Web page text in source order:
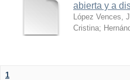
abierta y a
López Vences,
Cristina;
1